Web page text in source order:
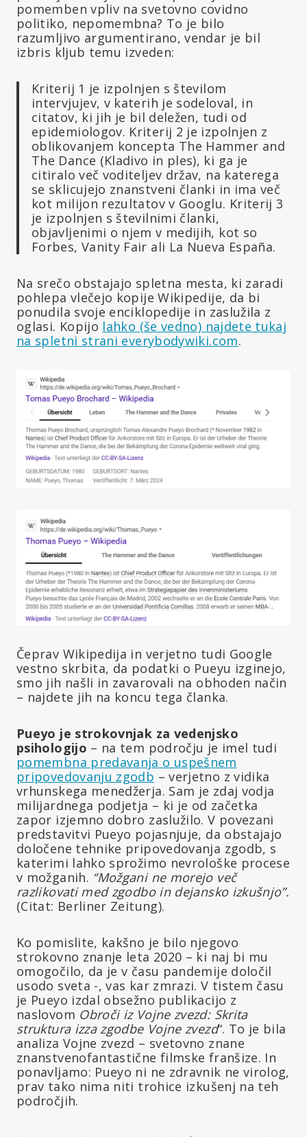
pomemben vpliv na svetovno covidno
politiko, nepomembna? To je bilo
razumljivo argumentirano, vendar je bil
izbris kljub temu izveden:
Kriterij 1 je izpolnjen s številom
intervjujev, v katerih je sodeloval, in
citatov, ki jih je bil deležen, tudi od
epidemiologov. Kriterij 2 je izpolnjen z
oblikovanjem koncepta The Hammer and
The Dance (Kladivo in ples), ki ga je
citiralo več voditeljev držav, na katerega
se sklicujejo znanstveni članki in ima več
kot milijon rezultatov v Googlu. Kriterij 3
je izpolnjen s številnimi članki,
objavljenimi o njem v medijih, kot so
Forbes, Vanity Fair ali La Nueva España.
Na srečo obstajajo spletna mesta, ki zaradi
pohlepa vlečejo kopije Wikipedije, da bi
ponudila svoje enciklopedije in zaslužila z
oglasi. Kopijo lahko (še vedno) najdete tukaj
na spletni strani everybodywiki.com.
Čeprav Wikipedija in verjetno tudi Google
vestno skrbita, da podatki o Pueyu izginejo,
smo jih našli in zavarovali na obhoden način
– najdete jih na koncu tega članka.
Pueyo je strokovnjak za vedenjsko
psihologijo – na tem področju je imel tudi
pomembna predavanja o uspešnem
pripovedovanju zgodb – verjetno z vidika
vrhunskega menedžerja. Sam je zdaj vodja
milijardnega podjetja – ki je od začetka
zapor izjemno dobro zaslužilo. V povezani
predstavitvi Pueyo pojasnjuje, da obstajajo
določene tehnike pripovedovanja zgodb, s
katerimi lahko sprožimo nevrološke procese
v možganih. “Možgani ne morejo več
razlikovati med zgodbo in dejansko izkušnjo”.
(Citat: Berliner Zeitung).
Ko pomislite, kakšno je bilo njegovo
strokovno znanje leta 2020 – ki naj bi mu
omogočilo, da je v času pandemije določil
usodo sveta -, vas kar zmrazi. V tistem času
je Pueyo izdal obsežno publikacijo z
naslovom Obroči iz Vojne zvezd: Skrita
struktura izza zgodbe Vojne zvezd“. To je bila
analiza Vojne zvezd – svetovno znane
znanstvenofantastične filmske franšize. In
ponavljamo: Pueyo ni ne zdravnik ne virolog,
prav tako nima niti trohice izkušenj na teh
področjih.